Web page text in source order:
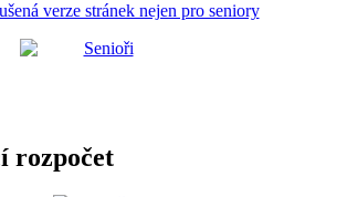
verze stránek nejen pro seniory
rozpočet